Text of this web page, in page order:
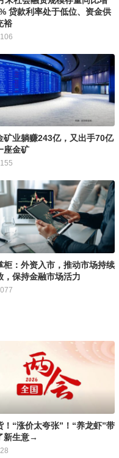
贷款利率处于低位、资金供
裕
矿业躺赚243亿，又出手70亿
座金矿
柜：外资入市，推动市场持续
，保持金融市场活力
！“涨价太夸张”！“养龙虾”带
新生意→